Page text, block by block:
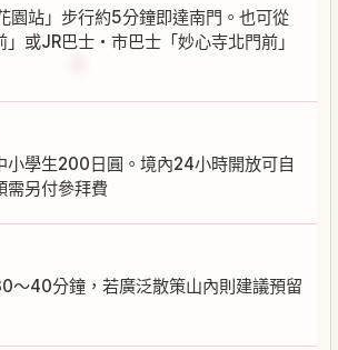
園站」步行約5分鐘即達南門。也可從
或JR巴士・市巴士「妙心寺北門前」
學生200日圓。境內24小時開放可自
需另付參拜費
～40分鐘，若廣泛散策山內則建議預留